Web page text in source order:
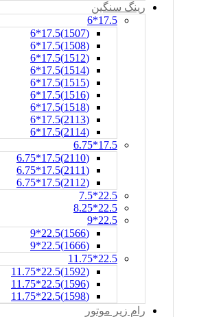
رینگ سنگین
17.5*6
(1507)17.5*6
(1508)17.5*6
(1512)17.5*6
(1514)17.5*6
(1515)17.5*6
(1516)17.5*6
(1518)17.5*6
(2113)17.5*6
(2114)17.5*6
17.5*6.75
(2110)17.5*6.75
(2111)17.5*6.75
(2112)17.5*6.75
22.5*7.5
22.5*8.25
22.5*9
(1566)22.5*9
(1666)22.5*9
22.5*11.75
(1592)22.5*11.75
(1596)22.5*11.75
(1598)22.5*11.75
رام زیر موتور